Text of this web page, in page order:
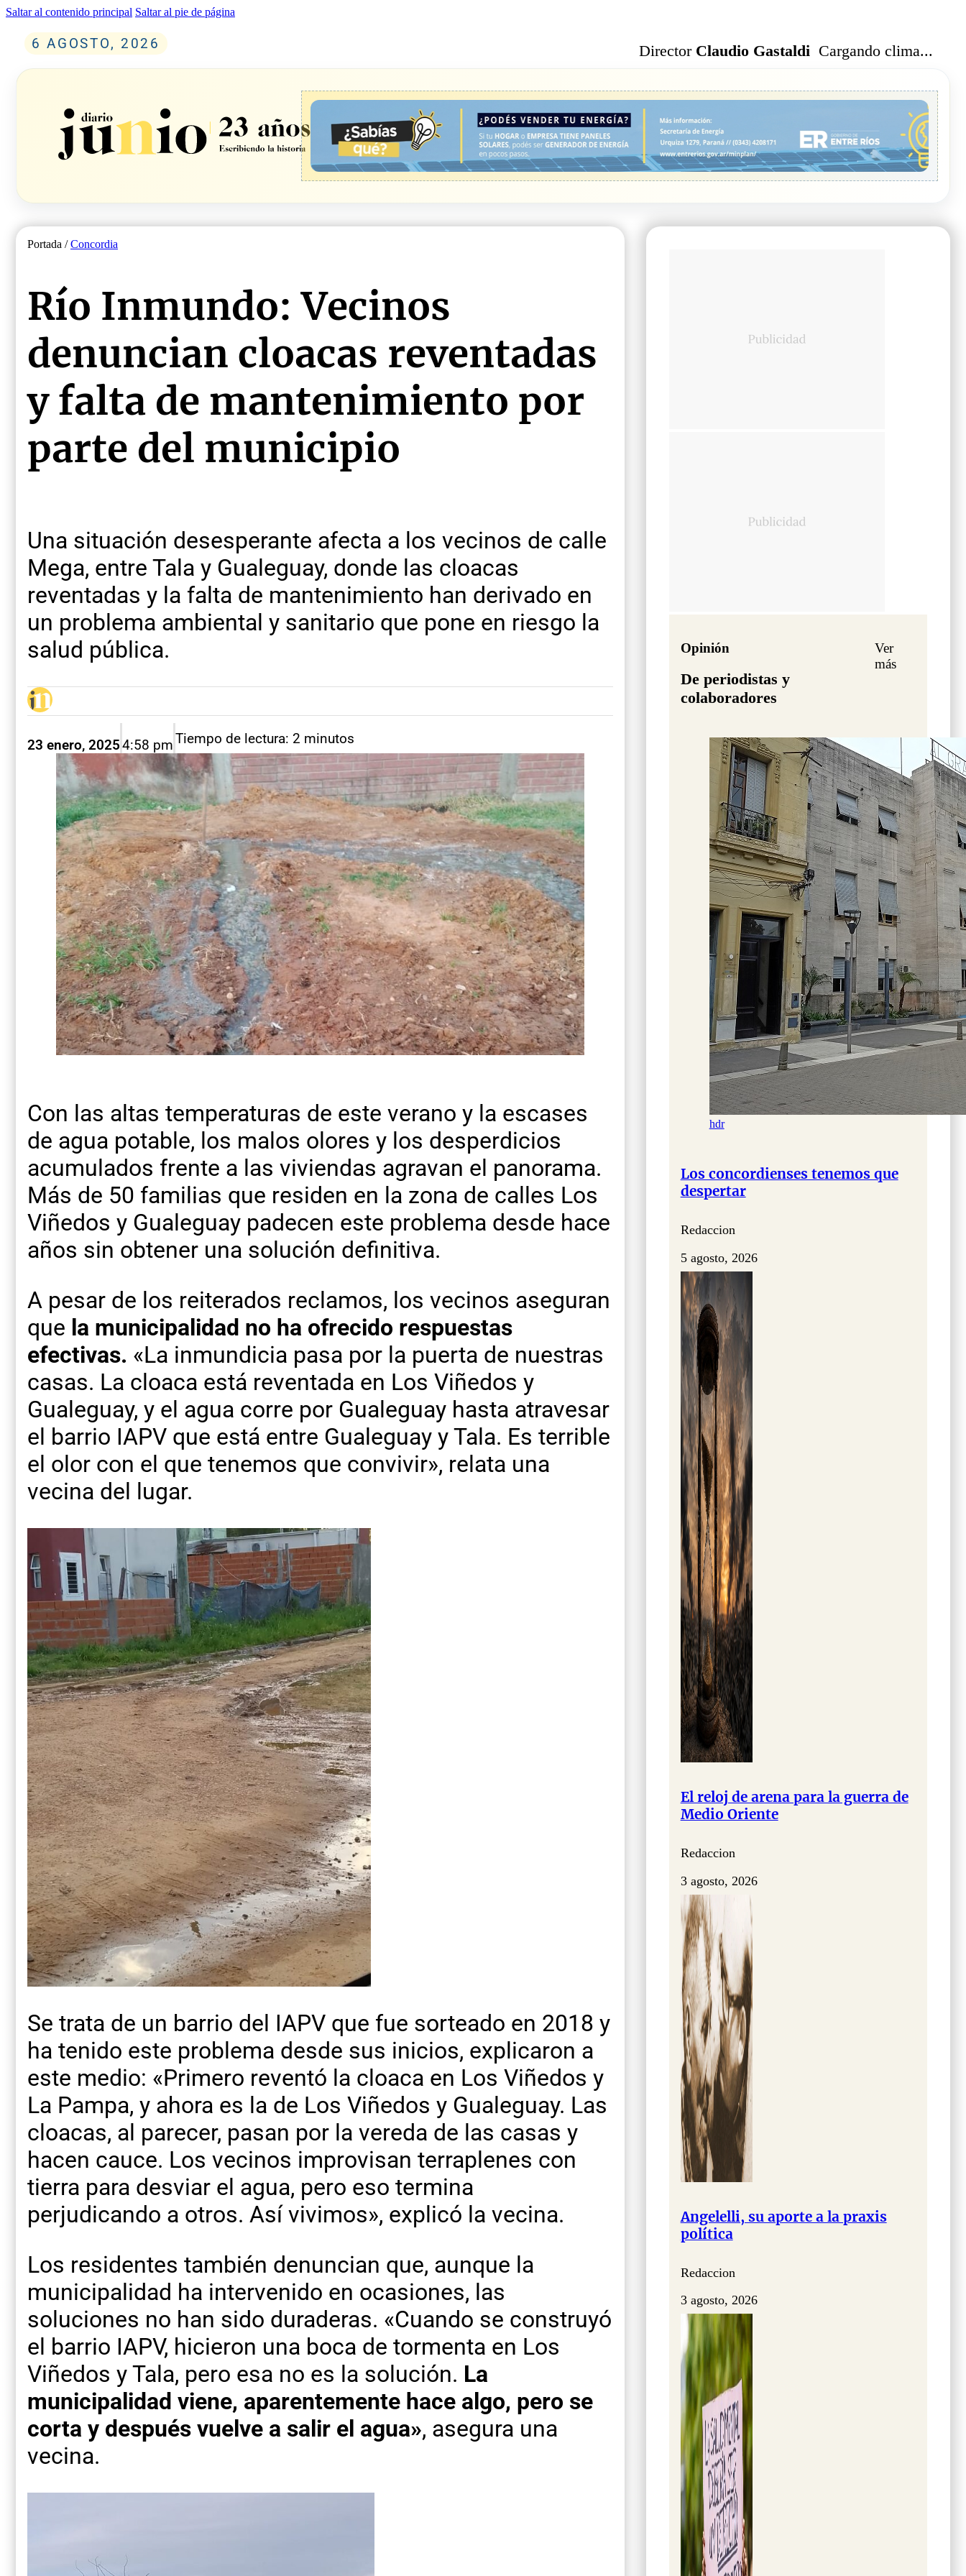
Saltar al contenido principal Saltar al pie de página
6 AGOSTO, 2026 Director Claudio Gastaldi Cargando clima...
Portada /Concordia
Río Inmundo: Vecinos
denuncian cloacas reventadas
y falta de mantenimiento por
parte del municipio
Una situación desesperante afecta a los vecinos de calle
Mega, entre Tala y Gualeguay, donde las cloacas
reventadas y la falta de mantenimiento han derivado en
un problema ambiental y sanitario que pone en riesgo la
salud pública.
23 enero, 20254:58 pmTiempo de lectura: 2 minutos
Con las altas temperaturas de este verano y la escases
de agua potable, los malos olores y los desperdicios
acumulados frente a las viviendas agravan el panorama.
Más de 50 familias que residen en la zona de calles Los
Viñedos y Gualeguay padecen este problema desde hace
años sin obtener una solución definitiva.
A pesar de los reiterados reclamos, los vecinos aseguran
que la municipalidad no ha ofrecido respuestas
efectivas. «La inmundicia pasa por la puerta de nuestras
casas. La cloaca está reventada en Los Viñedos y
Gualeguay, y el agua corre por Gualeguay hasta atravesar
el barrio IAPV que está entre Gualeguay y Tala. Es terrible
el olor con el que tenemos que convivir», relata una
vecina del lugar.
Se trata de un barrio del IAPV que fue sorteado en 2018 y
ha tenido este problema desde sus inicios, explicaron a
este medio: «Primero reventó la cloaca en Los Viñedos y
La Pampa, y ahora es la de Los Viñedos y Gualeguay. Las
cloacas, al parecer, pasan por la vereda de las casas y
hacen cauce. Los vecinos improvisan terraplenes con
tierra para desviar el agua, pero eso termina
perjudicando a otros. Así vivimos», explicó la vecina.
Los residentes también denuncian que, aunque la
municipalidad ha intervenido en ocasiones, las
soluciones no han sido duraderas. «Cuando se construyó
el barrio IAPV, hicieron una boca de tormenta en Los
Viñedos y Tala, pero esa no es la solución. La
municipalidad viene, aparentemente hace algo, pero se
corta y después vuelve a salir el agua», asegura una
vecina.
Opinión
De periodistas y
colaboradores
Ver
más
hdr
Los concordienses tenemos que
despertar
Redaccion
5 agosto, 2026
El reloj de arena para la guerra de
Medio Oriente
Redaccion
3 agosto, 2026
Angelelli, su aporte a la praxis
política
Redaccion
3 agosto, 2026